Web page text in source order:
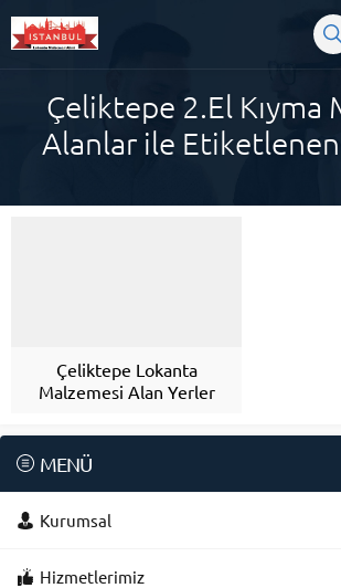
Çeliktepe 2.El Kıyma
Alanlar ile
Çeliktepe Lokanta
Malzemesi Alan Yerler
MENÜ
Kurumsal
Hizmetlerimiz